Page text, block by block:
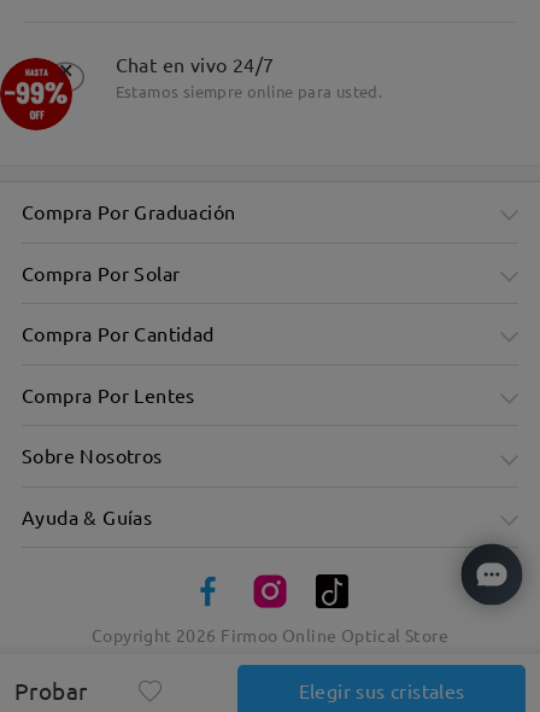
Probar Elegir sus cristales
Chat en vivo 24/7
Estamos siempre online para usted.
Compra Por Graduación
Compra Por Solar
Compra Por Cantidad
Compra Por Lentes
Sobre Nosotros
Ayuda & Guías
Copyright 2026 Firmoo Online Optical Store
×